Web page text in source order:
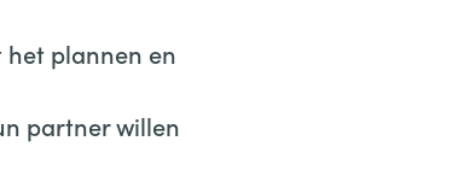
plannen en
partner willen